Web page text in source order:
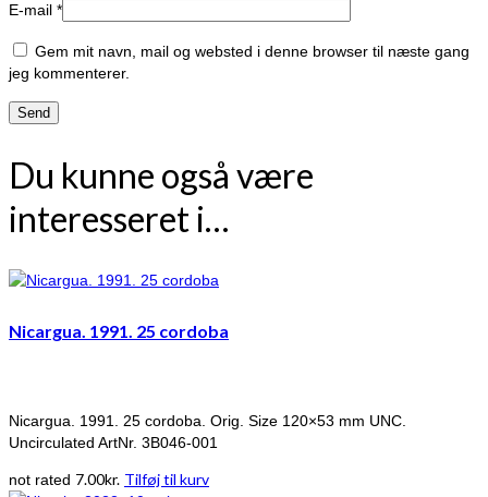
E-mail *
Gem mit navn, mail og websted i denne browser til næste gang
jeg kommenterer.
Du kunne også være
interesseret i…
Nicargua. 1991. 25 cordoba
Nicargua. 1991. 25 cordoba. Orig. Size 120×53 mm UNC.
Uncirculated ArtNr. 3B046-001
not rated 7.00kr. Tilføj til kurv